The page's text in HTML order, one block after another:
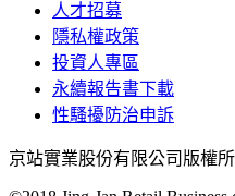
人才招募
隱私權政策
投資人專區
永續報告書下載
性騷擾防治申訴
京站實業股份有限公司版權